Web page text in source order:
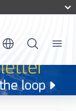
Menu